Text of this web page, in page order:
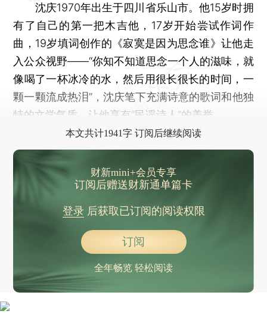
沈庆1970年出生于四川省乐山市。他15岁时拥
有了自己的第一把木吉他，17岁开始尝试作词作
曲，19岁填词创作的《寂寞是因为思念谁》让他走
入公众视野——“你知不知道思念一个人的滋味，就
像喝了一杯冰冷的水，然后用很长很长的时间，一
颗一颗流成热泪”，沈庆笔下充满诗意的歌词和他独
特的文学气质，让他享有“民谣诗人”的美誉。
本文共计1941字 订阅后继续阅读
财新mini+会员专享
订阅后赠送财新通单篇卡
登录后获取已订阅的阅读权限
订阅
全年畅览 轻松阅读